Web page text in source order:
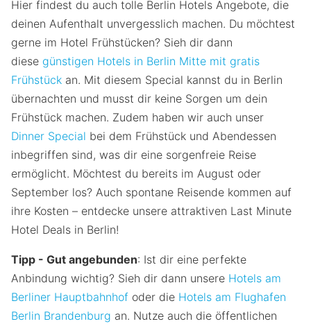
Hier findest du auch tolle Berlin Hotels Angebote, die
deinen Aufenthalt unvergesslich machen. Du möchtest
gerne im Hotel Frühstücken? Sieh dir dann
diese günstigen Hotels in Berlin Mitte mit gratis
Frühstück an. Mit diesem Special kannst du in Berlin
übernachten und musst dir keine Sorgen um dein
Frühstück machen. Zudem haben wir auch unser
Dinner Special bei dem Frühstück und Abendessen
inbegriffen sind, was dir eine sorgenfreie Reise
ermöglicht. Möchtest du bereits im August oder
September los? Auch spontane Reisende kommen auf
ihre Kosten – entdecke unsere attraktiven Last Minute
Hotel Deals in Berlin!
Tipp - Gut angebunden: Ist dir eine perfekte
Anbindung wichtig? Sieh dir dann unsere Hotels am
Berliner Hauptbahnhof oder die Hotels am Flughafen
Berlin Brandenburg an. Nutze auch die öffentlichen